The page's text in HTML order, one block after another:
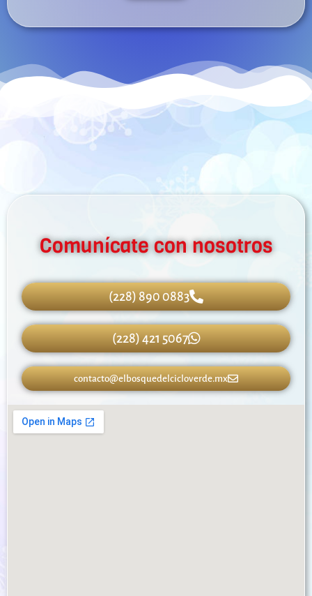
Comunícate con nosotros
(228) 890 0883
(228) 421 5067
contacto@elbosquedelcicloverde.mx